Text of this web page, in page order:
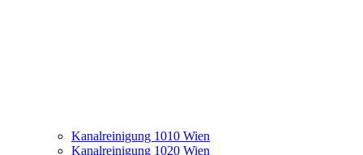
Kanalreinigung 1010 Wien
Kanalreinigung 1020 Wien